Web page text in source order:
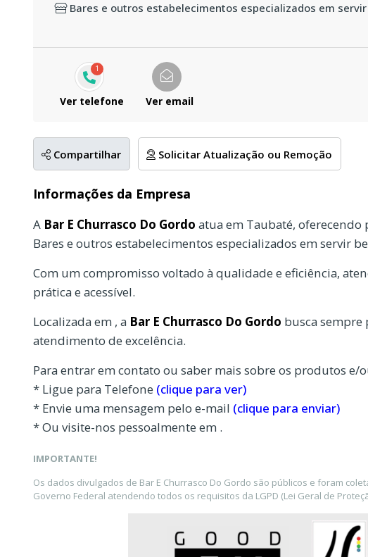
Bares e outros estabelecimentos especializados em
1
Ver telefone Ver email
Compartilhar Solicitar Atualização ou Remoção
Informações da Empresa
A Bar E Churrasco Do Gordo atua em Taubaté,
Bares e outros estabelecimentos especializados em servir
Com um compromisso voltado à qualidade e eficiência,
prática e acessível.
Localizada em , a Bar E Churrasco Do Gordo busca sempre
atendimento de excelência.
Para entrar em contato ou saber mais sobre os produtos e/
* Ligue para Telefone (clique para ver)
* Envie uma mensagem pelo e-mail (clique para enviar)
* Ou visite-nos pessoalmente em .
IMPORTANTE!
Os dados divulgados de Bar E Churrasco Do Gordo são públicos e foram
Governo Federal atendendo todos os requisitos da LGPD (Lei Geral de